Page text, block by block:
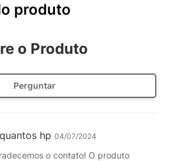
produto
o Produto
Perguntar
hp 04/07/2024
o contato! O produto